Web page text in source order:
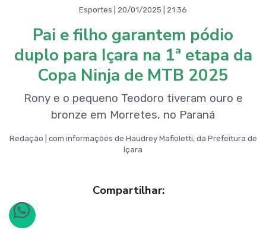
Esportes | 20/01/2025 | 21:36
Pai e filho garantem pódio
duplo para Içara na 1ª etapa da
Copa Ninja de MTB 2025
Rony e o pequeno Teodoro tiveram ouro e
bronze em Morretes, no Paraná
Redação | com informações de Haudrey Mafioletti, da Prefeitura de
Içara
Compartilhar: